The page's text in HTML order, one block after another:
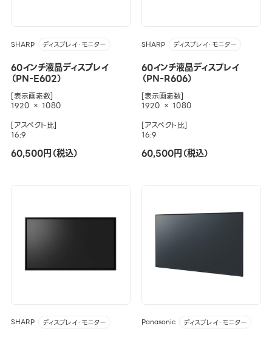
SHARP ディスプレイ・モニター
60インチ液晶ディスプレイ
（PN-E602）
[表示画素数]
1920 × 1080
[アスペクト比]
16:9
60,500円（税込）
SHARP ディスプレイ・モニター
60インチ液晶ディスプレイ
（PN-R606）
[表示画素数]
1920 × 1080
[アスペクト比]
16:9
60,500円（税込）
SHARP ディスプレイ・モニター Panasonic ディスプレイ・モニター